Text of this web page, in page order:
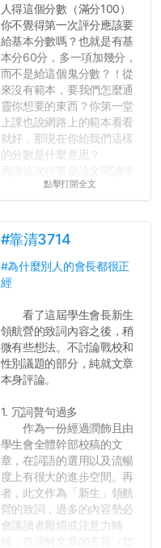
人得這個分數（滿分100）
你不覺得第一次評分應該要
給基本分數嗎？也就是有基
本分60分，多一項加幾分，
而不是給這個鬼分數？！從
來沒有範本，要我們怎麼通
靈你想要的東西？你第一堂
上課也說網路上的範本看看
就好，那現在你給我們這樣
的分數是什麼意思？
解與評論，既然已經寫下實
對論文的評論10分？！...
點擊打開全文
#靠清3714
#為什麼別人的會長都很正
經
看了這屆學生會長新生
領航營的致詞內容之後，稍
微有些想法。不討論戰校和
性別議題的部分，純就文章
本身評論。
1. 冗詞贅句過多
作為一份經過潤飾且由
學生會全體幹部校稿的文
章，在詞語的選用以及流暢
度上有很大的進步空間。再
者，此文作為「新生」領航
營的致詞，過多的內容勢必
會讓讀者厭煩或注意力轉
移，在理解文章的主旨（如